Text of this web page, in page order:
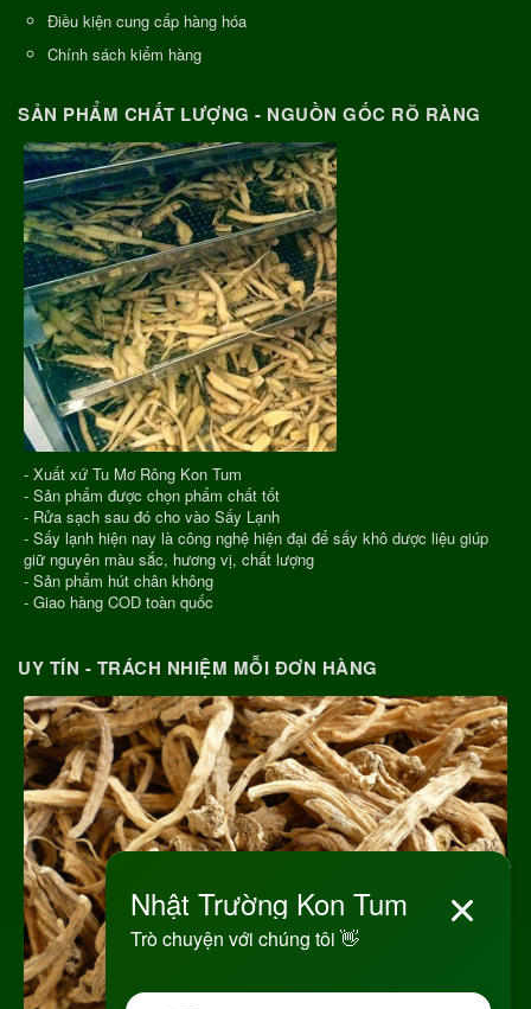
Điều kiện cung cấp hàng hóa
Chính sách kiểm hàng
SẢN PHẨM CHẤT LƯỢNG - NGUỒN GỐC RÕ RÀNG
- Xuất xứ Tu Mơ Rông Kon Tum
- Sản phẩm được chọn phẩm chất tốt
- Rửa sạch sau đó cho vào Sấy Lạnh
- Sấy lạnh hiện nay là công nghệ hiện đại để sấy khô dược liệu giúp
giữ nguyên màu sắc, hương vị, chất lượng
- Sản phẩm hút chân không
- Giao hàng COD toàn quốc
UY TÍN - TRÁCH NHIỆM MỖI ĐƠN HÀNG